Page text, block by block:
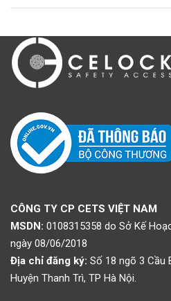
CÔNG TY CP CETS VIỆT NAM
MSDN: 0108315358 do Sở Kế
ngày 08/06/2018
Địa chỉ đăng ký: Số 18 ngõ 3 Cầu
Huyện Thanh Trì, TP Hà Nội.